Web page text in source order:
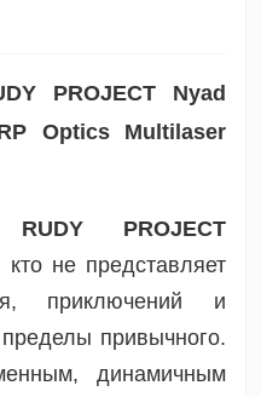
PROJECT Nyad
Optics Multilaser
PROJECT
не представляет
приключений и
привычного.
динамичным